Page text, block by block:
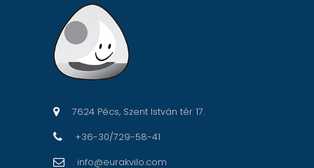
7624 Pécs, Szent István tér 17.
+36-30/729-58-41
info@eurakvilo.com